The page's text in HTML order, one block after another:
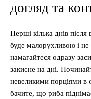
догляд та
Перші кілька днів
буде малорухливою і
намагайтеся одразу
закисне на дні.
невеликими порціями
бачите, що риба